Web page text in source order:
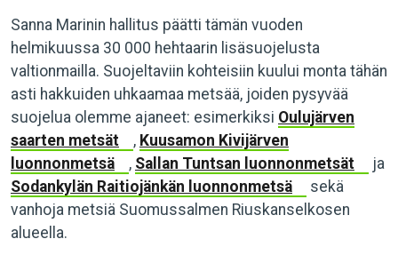
Sanna Marinin hallitus päätti tämän vuoden
helmikuussa 30 000 hehtaarin lisäsuojelusta
valtionmailla. Suojeltaviin kohteisiin kuului monta tähän
asti hakkuiden uhkaamaa metsää, joiden pysyvää
suojelua olemme ajaneet: esimerkiksi Oulujärven
saarten metsät
, Kuusamon Kivijärven
luonnonmetsä
, Sallan Tuntsan luonnonmetsät
ja
Sodankylän Raitiojänkän luonnonmetsä
sekä
vanhoja metsiä Suomussalmen Riuskanselkosen
alueella.